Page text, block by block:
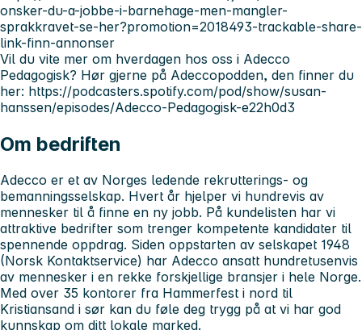
onsker-du-a-jobbe-i-barnehage-men-mangler-
sprakkravet-se-her?promotion=2018493-trackable-share-
link-finn-annonser
Vil du vite mer om hverdagen hos oss i Adecco
Pedagogisk? Hør gjerne på Adeccopodden, den finner du
her: https://podcasters.spotify.com/pod/show/susan-
hanssen/episodes/Adecco-Pedagogisk-e22h0d3
Om bedriften
Adecco er et av Norges ledende rekrutterings- og
bemanningsselskap. Hvert år hjelper vi hundrevis av
mennesker til å finne en ny jobb. På kundelisten har vi
attraktive bedrifter som trenger kompetente kandidater til
spennende oppdrag. Siden oppstarten av selskapet 1948
(Norsk Kontaktservice) har Adecco ansatt hundretusenvis
av mennesker i en rekke forskjellige bransjer i hele Norge.
Med over 35 kontorer fra Hammerfest i nord til
Kristiansand i sør kan du føle deg trygg på at vi har god
kunnskap om ditt lokale marked.